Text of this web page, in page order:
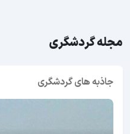
مجله گردشگری
جاذبه های گردشگری